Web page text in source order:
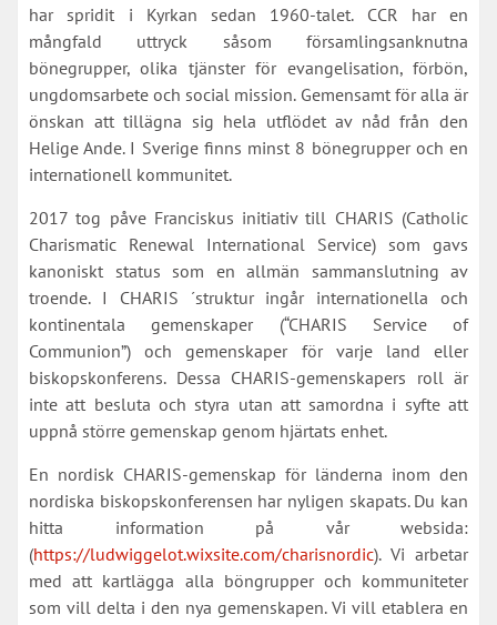
har spridit i Kyrkan sedan 1960-talet. CCR har en
mångfald uttryck såsom församlingsanknutna
bönegrupper, olika tjänster för evangelisation, förbön,
ungdomsarbete och social mission. Gemensamt för alla är
önskan att tillägna sig hela utflödet av nåd från den
Helige Ande. I Sverige finns minst 8 bönegrupper och en
internationell kommunitet.
2017 tog påve Franciskus initiativ till CHARIS (Catholic
Charismatic Renewal International Service) som gavs
kanoniskt status som en allmän sammanslutning av
troende. I CHARIS ´struktur ingår internationella och
kontinentala gemenskaper (“CHARIS Service of
Communion”) och gemenskaper för varje land eller
biskopskonferens. Dessa CHARIS-gemenskapers roll är
inte att besluta och styra utan att samordna i syfte att
uppnå större gemenskap genom hjärtats enhet.
En nordisk CHARIS-gemenskap för länderna inom den
nordiska biskopskonferensen har nyligen skapats. Du kan
hitta information på vår websida:
(https://ludwiggelot.wixsite.com/charisnordic). Vi arbetar
med att kartlägga alla böngrupper och kommuniteter
som vill delta i den nya gemenskapen. Vi vill etablera en